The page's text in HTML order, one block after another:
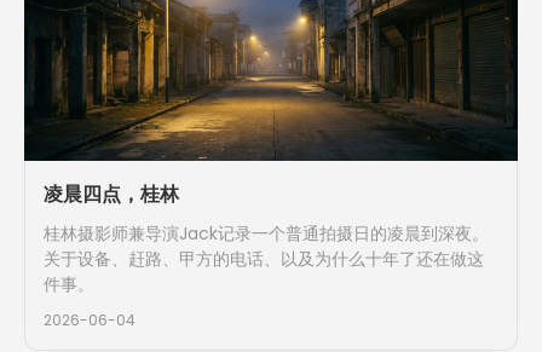
凌晨四点，桂林
桂林摄影师兼导演Jack记录一个普通拍摄日的凌晨到深夜。
关于设备、赶路、甲方的电话、以及为什么十年了还在做这
件事。
2026-06-04